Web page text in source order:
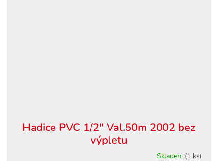
Hadice PVC 1/2" Val.50m 2002 bez
výpletu
Skladem (1 ks)